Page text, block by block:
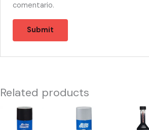
comentario.
Related products
55723
55744